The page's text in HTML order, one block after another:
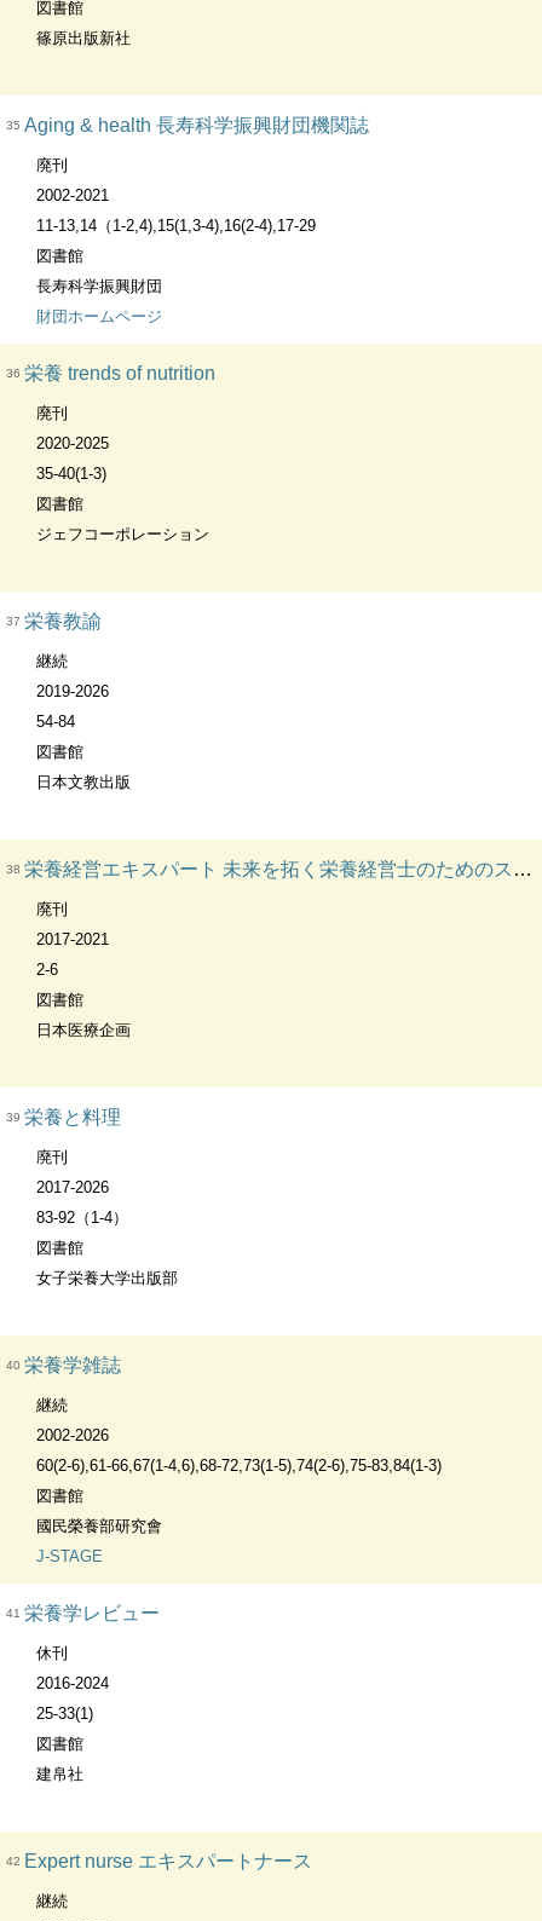
図書館
篠原出版新社
35 Aging & health 長寿科学振興財団機関誌
廃刊
2002-2021
11-13,14（1-2,4),15(1,3-4),16(2-4),17-29
図書館
長寿科学振興財団
財団ホームページ
36 栄養 trends of nutrition
廃刊
2020-2025
35-40(1-3)
図書館
ジェフコーポレーション
37 栄養教諭
継続
2019-2026
54-84
図書館
日本文教出版
38 栄養経営エキスパート 未来を拓く栄養経営士のためのスキルアップマガジン Nutrition management expert
廃刊
2017-2021
2-6
図書館
日本医療企画
39 栄養と料理
廃刊
2017-2026
83-92（1-4）
図書館
女子栄養大学出版部
40 栄養学雑誌
継続
2002-2026
60(2-6),61-66,67(1-4,6),68-72,73(1-5),74(2-6),75-83,84(1-3)
図書館
國民榮養部研究會
J-STAGE
41 栄養学レビュー
休刊
2016-2024
25-33(1)
図書館
建帛社
42 Expert nurse エキスパートナース
継続